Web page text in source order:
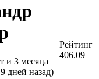
и 3 месяца
дней назад)
Рейтинг
406.09